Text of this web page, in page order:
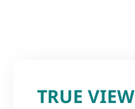
TRUE VIEW